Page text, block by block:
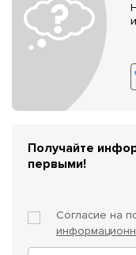
Получайте
первыми!
Согласие на